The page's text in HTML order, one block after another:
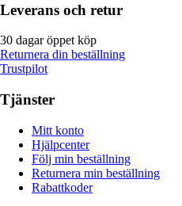
Leverans och retur
30 dagar öppet köp
Returnera din beställning
Trustpilot
Tjänster
Mitt konto
Hjälpcenter
Följ min beställning
Returnera min beställning
Rabattkoder